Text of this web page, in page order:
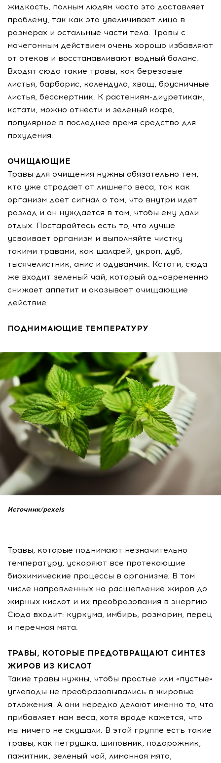
жидкость, полным людям часто это доставляет
проблему, так как это увеличивает лицо в
размерах и остальные части тела. Травы с
мочегонным действием очень хорошо избавляют
от отеков и восстанавливают водный баланс.
Входят сюда такие травы, как березовые
листья, барбарис, календула, хвощ, брусничные
листья, бессмертник. К растениям-диуретикам,
кстати, можно отнести и зеленый кофе,
популярное в последнее время средство для
похудения.
ОЧИЩАЮЩИЕ
Травы для очищения нужны обязательно тем,
кто уже страдает от лишнего веса, так как
организм дает сигнал о том, что внутри идет
разлад и он нуждается в том, чтобы ему дали
отдых. Постарайтесь есть то, что лучше
усваивает организм и выполняйте чистку
такими травами, как шалфей, укроп, дуб,
тысячелистник, анис и одуванчик. Кстати, сюда
же входит зеленый чай, который одновременно
снижает аппетит и оказывает очищающие
действие.
ПОДНИМАЮЩИЕ ТЕМПЕРАТУРУ
Источник/pexels
Травы, которые поднимают незначительно
температуру, ускоряют все протекающие
биохимические процессы в организме. В том
числе направленных на расщепление жиров до
жирных кислот и их преобразования в энергию.
Сюда входит: куркума, имбирь, розмарин, перец
и перечная мята.
ТРАВЫ, КОТОРЫЕ ПРЕДОТВРАЩАЮТ СИНТЕЗ
ЖИРОВ ИЗ КИСЛОТ
Такие травы нужны, чтобы простые или «пустые»
углеводы не преобразовывались в жировые
отложения. А они нередко делают именно то, что
прибавляет нам веса, хотя вроде кажется, что
мы ничего не скушали. В этой группе есть такие
травы, как петрушка, шиповник, подорожник,
пажитник, зеленый чай, лимонная мята,